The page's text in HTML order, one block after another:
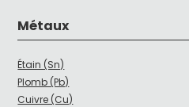
Métaux
Étain (Sn)
Plomb (Pb)
Cuivre (Cu)